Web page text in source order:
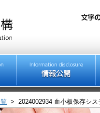
> 2024002934 血小板保存シス